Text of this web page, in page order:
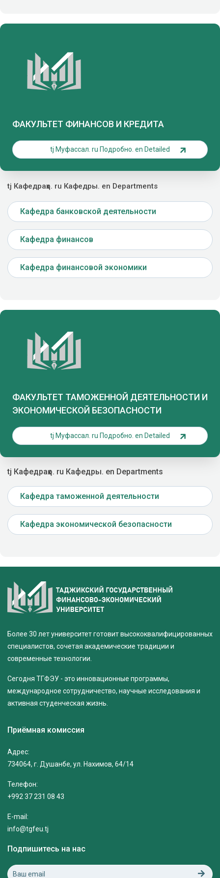
ФАКУЛЬТЕТ ФИНАНСОВ И КРЕДИТА
tj Муфассал. ru Подробно. en Detailed
tj Кафедраҳо. ru Кафедры. en Departments
Кафедра банковской деятельности
Кафедра финансов
Кафедра финансовой экономики
ФАКУЛЬТЕТ ТАМОЖЕННОЙ ДЕЯТЕЛЬНОСТИ И
ЭКОНОМИЧЕСКОЙ БЕЗОПАСНОСТИ
tj Муфассал. ru Подробно. en Detailed
tj Кафедраҳо. ru Кафедры. en Departments
Кафедра таможенной деятельности
Кафедра экономической безопасности
Более 30 лет университет готовит высококвалифицированных
специалистов, сочетая академические традиции и
современные технологии.
Сегодня ТГФЭУ - это инновационные программы,
международное сотрудничество, научные исследования и
активная студенческая жизнь.
Приёмная комиссия
Адрес:
734064, г. Душанбе, ул. Нахимов, 64/14
Телефон:
+992 37 231 08 43
E-mail:
info@tgfeu.tj
Подпишитесь на нас